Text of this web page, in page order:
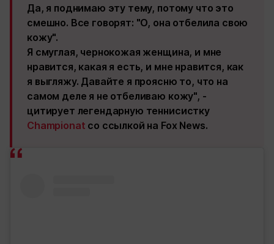
Да, я поднимаю эту тему, потому что это
смешно. Все говорят: "О, она отбелила свою
кожу".
Я смуглая, чернокожая женщина, и мне
нравится, какая я есть, и мне нравится, как
я выгляжу. Давайте я проясню то, что на
самом деле я не отбеливаю кожу", -
цитирует легендарную теннисистку
Championat со ссылкой на Fox News.